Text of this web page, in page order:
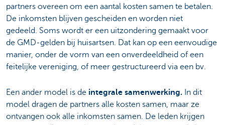
partners overeen om een aantal kosten samen te betalen.
De inkomsten blijven gescheiden en worden niet
gedeeld. Soms wordt er een uitzondering gemaakt voor
de GMD-gelden bij huisartsen. Dat kan op een eenvoudige
manier, onder de vorm van een onverdeeldheid of een
feitelijke vereniging, of meer gestructureerd via een bv.
Een ander model is de integrale samenwerking. In dit
model dragen de partners alle kosten samen, maar ze
ontvangen ook alle inkomsten samen. De leden krijgen